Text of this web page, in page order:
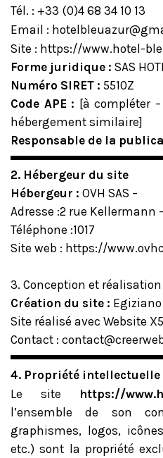
Tél. : +33 (0)4 68 34 10 13
Email :
Site : https://www.hotel-
Forme juridique : SAS
Numéro SIRET : 5510Z
Code APE : [à compléter
hébergement similaire]
Responsable de la
2. Hébergeur du site
Hébergeur : OVH SAS –
Adresse :2 rue Kellermann
Téléphone :1017
Site web : https://
3. Conception et
Création du site :
Site réalisé avec Website
Contact :
4. Propriété intellectuelle
Le site
https://
l’ensemble de son
graphismes, logos,
etc.) sont la propriété